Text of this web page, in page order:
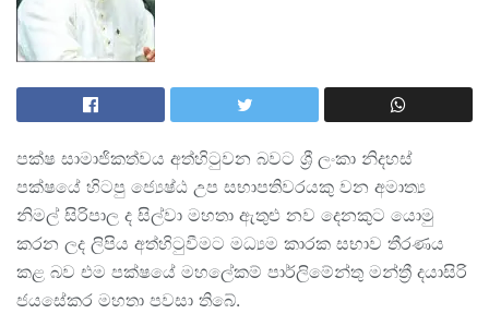
පක්ෂ සාමාජිකත්වය අත්හිටුවන බවට ශ්‍රී ලංකා නිදහස්
පක්ෂයේ හිටපු ජ්‍යෙෂ්ඨ උප සභාපතිවරයකු වන අමාත්‍ය
නිමල් සිරිපාල ද සිල්වා මහතා ඇතුළු නව දෙනකුට යොමු
කරන ලද ලිපිය අත්හිටුවීමට මධ්‍යම කාරක සභාව තීරණය
කළ බව එම පක්ෂයේ මහලේකම් පාර්ලිමේන්තු මන්ත්‍රී දයාසිරි
ජයසේකර මහතා පවසා තිබේ.